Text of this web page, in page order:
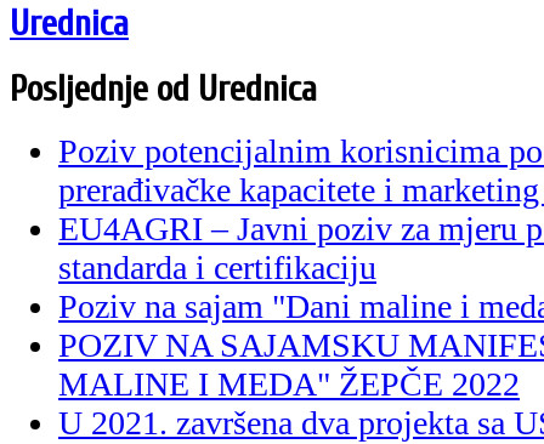
Urednica
Posljednje od Urednica
Poziv potencijalnim korisnicima
prerađivačke kapacitete i
EU4AGRI – Javni poziv za mjeru
standarda i certifikaciju
Poziv na sajam "Dani maline i
POZIV NA SAJAMSKU
MALINE I MEDA" ŽEPČE 2022
U 2021. završena dva projekta sa